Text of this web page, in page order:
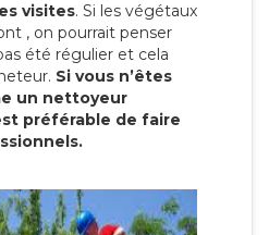
visites. Si les végétaux
, on pourrait penser
été régulier et cela
Si vous n’êtes
un nettoyeur
préférable de faire